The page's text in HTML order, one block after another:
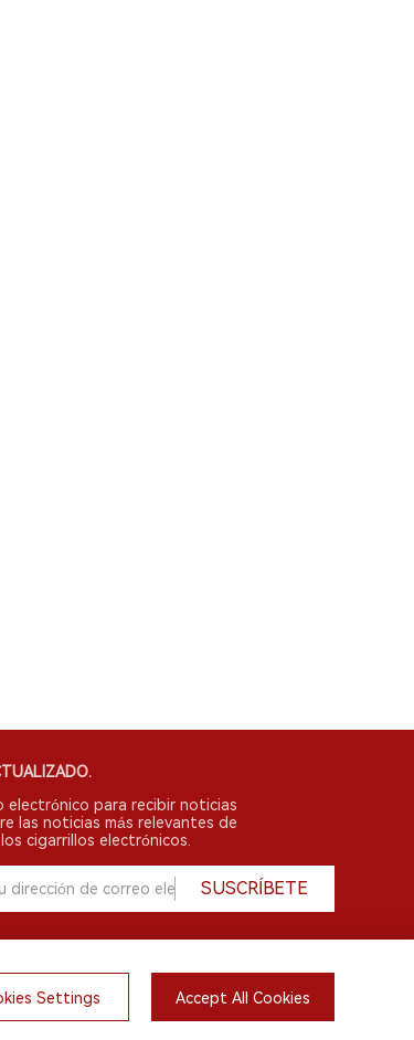
electrónico para recibir noticias
las noticias más relevantes de
cigarrillos electrónicos.
SUSCRÍBETE
English
Settings Accept All Cookies